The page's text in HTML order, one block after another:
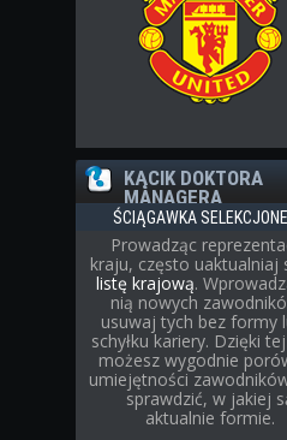
KĄCIK DOKTORA
MANAGERA
ŚCIĄGAWKA
Prowadząc
kraju, często uaktualniaj
listę krajową.
nią nowych
usuwaj tych bez formy
schyłku kariery. Dzięki
możesz wygodnie
umiejętności
sprawdzić, w jakiej
aktualnie formie.